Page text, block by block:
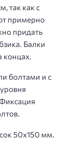
так как с
примерно
придать
Балки
концах.
болтами и с
50х150 мм.